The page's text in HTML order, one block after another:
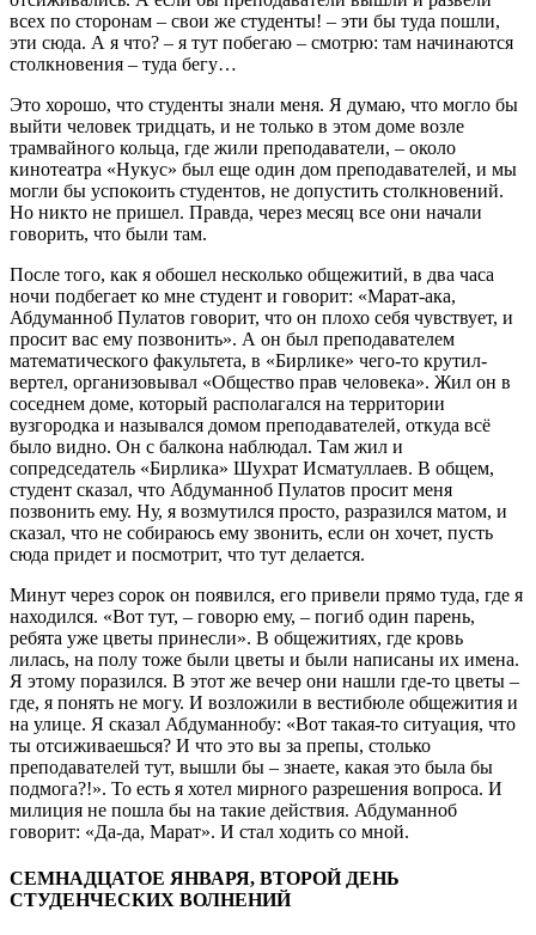
всех по сторонам – свои же студенты! – эти бы туда пошли,
эти сюда. А я что? – я тут побегаю – смотрю: там начинаются
столкновения – туда бегу…
Это хорошо, что студенты знали меня. Я думаю, что могло бы
выйти человек тридцать, и не только в этом доме возле
трамвайного кольца, где жили преподаватели, – около
кинотеатра «Нукус» был еще один дом преподавателей, и мы
могли бы успокоить студентов, не допустить столкновений.
Но никто не пришел. Правда, через месяц все они начали
говорить, что были там.
После того, как я обошел несколько общежитий, в два часа
ночи подбегает ко мне студент и говорит: «Марат-ака,
Абдуманноб Пулатов говорит, что он плохо себя чувствует, и
просит вас ему позвонить». А он был преподавателем
математического факультета, в «Бирлике» чего-то крутил-
вертел, организовывал «Общество прав человека». Жил он в
соседнем доме, который располагался на территории
вузгородка и назывался домом преподавателей, откуда всё
было видно. Он с балкона наблюдал. Там жил и
сопредседатель «Бирлика» Шухрат Исматуллаев. В общем,
студент сказал, что Абдуманноб Пулатов просит меня
позвонить ему. Ну, я возмутился просто, разразился матом, и
сказал, что не собираюсь ему звонить, если он хочет, пусть
сюда придет и посмотрит, что тут делается.
Минут через сорок он появился, его привели прямо туда, где я
находился. «Вот тут, – говорю ему, – погиб один парень,
ребята уже цветы принесли». В общежитиях, где кровь
лилась, на полу тоже были цветы и были написаны их имена.
Я этому поразился. В этот же вечер они нашли где-то цветы –
где, я понять не могу. И возложили в вестибюле общежития и
на улице. Я сказал Абдуманнобу: «Вот такая-то ситуация, что
ты отсиживаешься? И что это вы за препы, столько
преподавателей тут, вышли бы – знаете, какая это была бы
подмога?!». То есть я хотел мирного разрешения вопроса. И
милиция не пошла бы на такие действия. Абдуманноб
говорит: «Да-да, Марат». И стал ходить со мной.
СЕМНАДЦАТОЕ ЯНВАРЯ, ВТОРОЙ ДЕНЬ
СТУДЕНЧЕСКИХ ВОЛНЕНИЙ